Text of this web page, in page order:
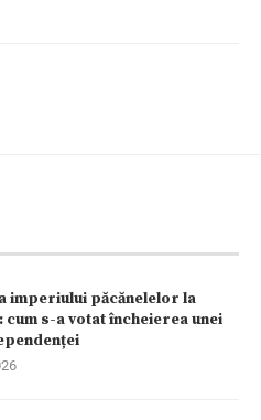
imperiului păcănelelor la
cum s-a votat încheierea unei